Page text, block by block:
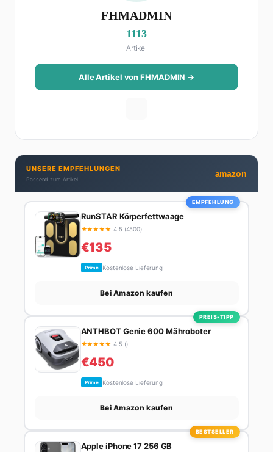
FHMADMIN
1113
Artikel
Alle Artikel von FHMADMIN →
UNSERE EMPFEHLUNGEN
Passend zum Artikel
amazon
EMPFEHLUNG
RunSTAR Körperfettwaage
★★★★★ 4.5 (4500)
€135
Prime Kostenlose Lieferung
Bei Amazon kaufen
PREIS-TIPP
ANTHBOT Genie 600 Mähroboter
★★★★★ 4.5 ()
€450
Prime Kostenlose Lieferung
Bei Amazon kaufen
BESTSELLER
Apple iPhone 17 256 GB